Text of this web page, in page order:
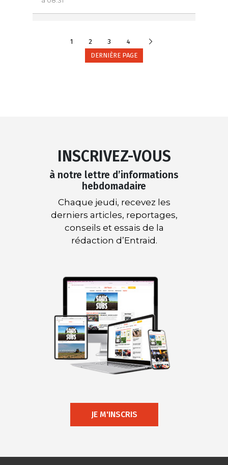
1 2 3 4
DERNIÈRE PAGE
INSCRIVEZ-VOUS
à notre lettre d’informations
hebdomadaire
Chaque jeudi, recevez les
derniers articles, reportages,
conseils et essais de la
rédaction d’Entraid.
JE M'INSCRIS